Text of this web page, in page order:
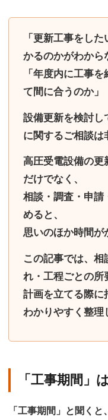
「更新工事をし
かるのかがわから
「年度内に工事
て間に合うのか」
設備更新を検討し
に関するご相談は
高圧受電設備の更
だけでなく、
相談・調査・申請
めると、
思いのほか時間が
この記事では、 相
れ・工程ごとの所
計画を立てる際に
わかりやすく整理
「工事期間」
「工事期間」と聞く